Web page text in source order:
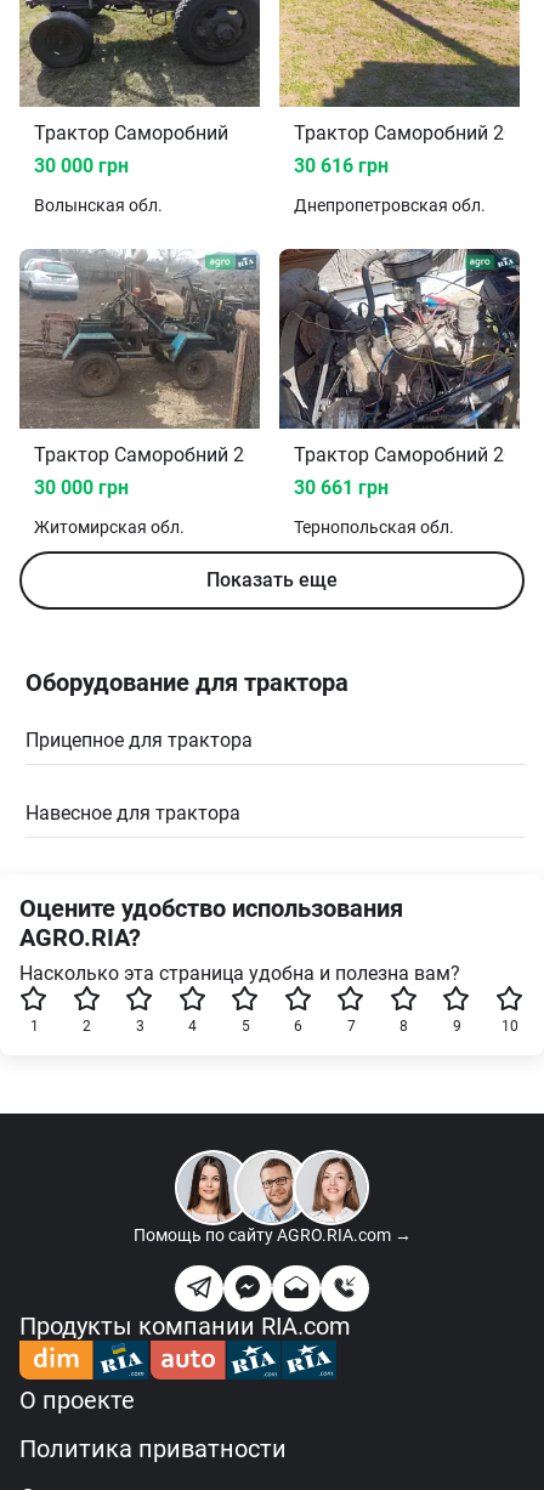
Трактор Саморобний
30 000 грн
Волынская обл.
Трактор Саморобний 2013
30 616 грн
Днепропетровская обл.
Трактор Саморобний 2009
30 000 грн
Житомирская обл.
Трактор Саморобний 2000
30 661 грн
Тернопольская обл.
Показать еще
Оборудование для трактора
Прицепное для трактора
Навесное для трактора
Оцените удобство использования
AGRO.RIA?
Насколько эта страница удобна и полезна вам?
10
9
8
7
6
5
4
3
2
1
Помощь по сайтуAGRO.RIA.com →
Продукты компании RIA.com
О проекте
Политика приватности